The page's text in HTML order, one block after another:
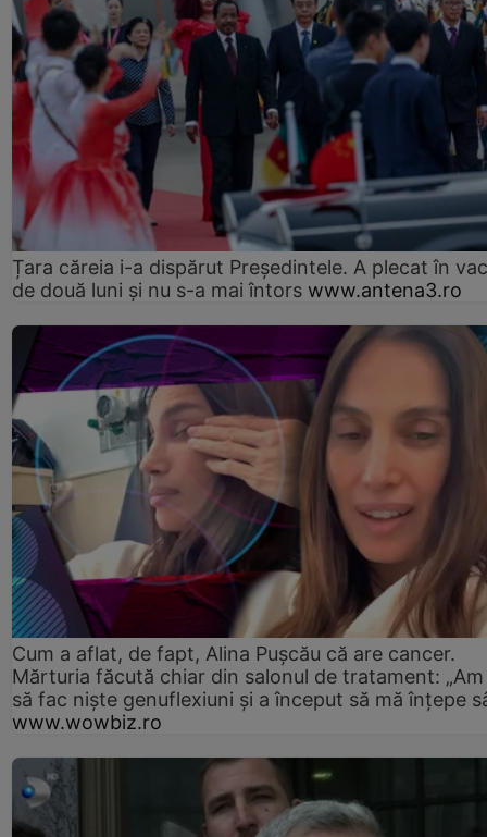
Țara căreia i-a dispărut Președintele. A plecat în
de două luni și nu s-a mai întors www.antena3.ro
Cum a aflat, de fapt, Alina Pușcău că are cancer.
Mărturia făcută chiar din salonul de tratament:
să fac niște genuflexiuni și a început să mă înțepe
www.wowbiz.ro